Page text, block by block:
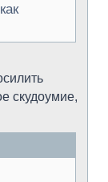
скудоумие,